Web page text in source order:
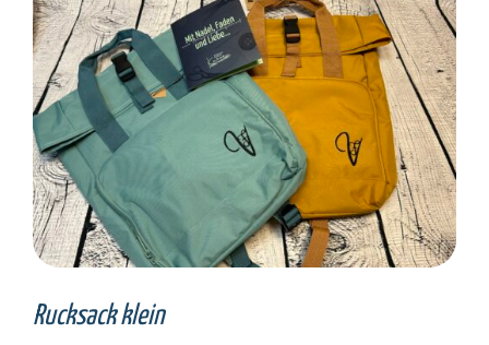
SELECT OPTIONS / DETAILS
Rucksack klein